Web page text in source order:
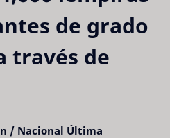
de grado
través de
/ Nacional Última